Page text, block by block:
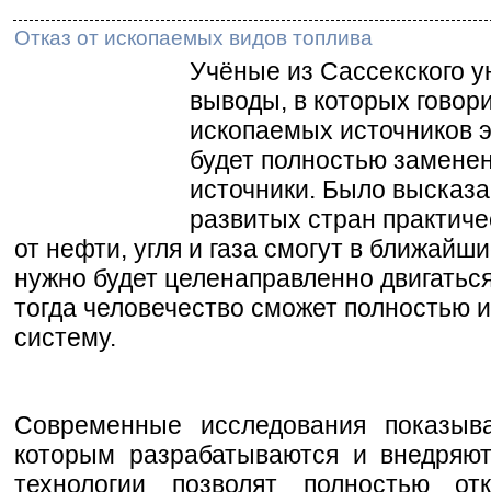
Отказ от ископаемых видов топлива
Учёные из Сассекского
выводы, в которых
ископаемых источников
будет полностью
источники. Было
развитых стран
от нефти, угля и газа смогут в
нужно будет целенаправленно
тогда человечество сможет полностью
систему.
Современные исследования
которым разрабатываются и
технологии позволят полностью